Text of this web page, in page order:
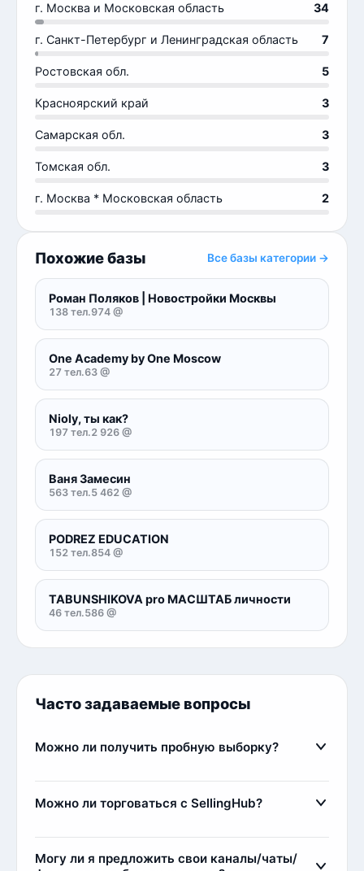
г. Москва и Московская область 34
г. Санкт-Петербург и Ленинградская область 7
Ростовская обл. 5
Красноярский край 3
Самарская обл. 3
Томская обл. 3
г. Москва * Московская область 2
Похожие базы Все базы категории →
Роман Поляков | Новостройки Москвы
138 тел.974 @
One Academy by One Moscow
27 тел.63 @
Nioly, ты как?
197 тел.2 926 @
Ваня Замесин
563 тел.5 462 @
PODREZ EDUCATION
152 тел.854 @
TABUNSHIKOVA pro МАСШТАБ личности
46 тел.586 @
Часто задаваемые вопросы
Можно ли получить пробную выборку?
бесплатно. Вы можете ознакомиться с частью
базы через наш закрытый канал Telegram
структуры базы.
Можно ли торговаться с SellingHub?
поэтому идем на уступки, если клиент
Могу ли я предложить свои каналы/чаты/